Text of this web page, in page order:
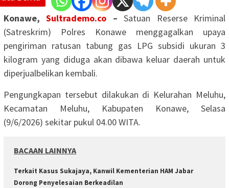
Konawe,Sultrademo.co – Satuan Reserse Kriminal
(Satreskrim) Polres Konawe menggagalkan upaya
pengiriman ratusan tabung gas LPG subsidi ukuran 3
kilogram yang diduga akan dibawa keluar daerah untuk
diperjualbelikan kembali.
Pengungkapan tersebut dilakukan di Kelurahan Meluhu,
Kecamatan Meluhu, Kabupaten Konawe, Selasa
(9/6/2026) sekitar pukul 04.00 WITA.
BACAAN LAINNYA
‎Terkait Kasus Sukajaya, Kanwil Kementerian HAM Jabar
‎Dorong Penyelesaian Berkeadilan